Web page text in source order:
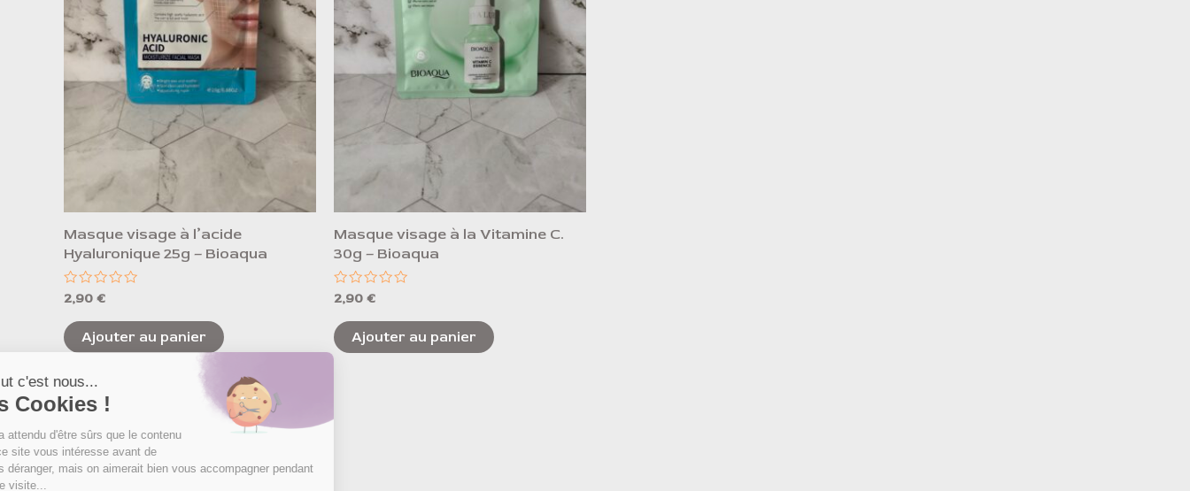
Masque visage à l’acide
Hyaluronique 25g – Bioaqua
Note
sur
5
2,90 €
Ajouter au panier
Masque visage à la Vitamine C.
30g – Bioaqua
Note
sur
5
2,90 €
Ajouter au panier